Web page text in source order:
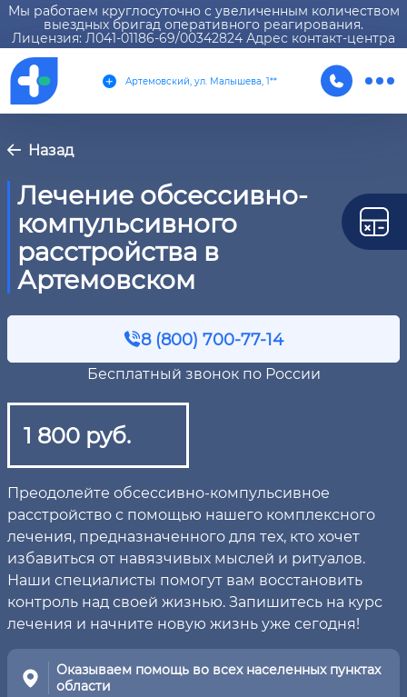
Мы работаем круглосуточно с увеличенным количеством
выездных бригад оперативного реагирования.
Лицензия: Л041-01186-69/00342824 Адрес контакт-центра
Артемовский, ул. Малышева, 1**
Назад
Лечение обсессивно-
компульсивного
расстройства в
Артемовском
8 (800) 700-77-14
Бесплатный звонок по России
1 800 руб.
Преодолейте обсессивно-компульсивное
расстройство с помощью нашего комплексного
лечения, предназначенного для тех, кто хочет
избавиться от навязчивых мыслей и ритуалов.
Наши специалисты помогут вам восстановить
контроль над своей жизнью. Запишитесь на курс
лечения и начните новую жизнь уже сегодня!
Оказываем помощь во всех населенных пунктах
области